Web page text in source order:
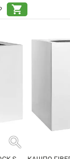
shopping_cart
search